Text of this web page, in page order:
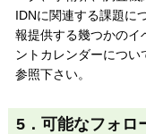
IDNに関連する課題に
報提供する幾つかのイ
ントカレンダーにつ
参照下さい。
5．可能なフォロ